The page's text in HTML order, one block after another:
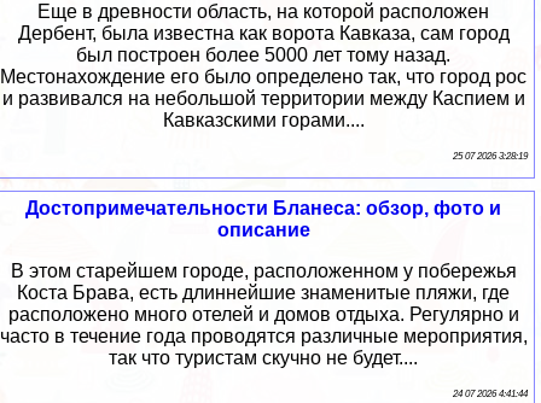
Еще в древности область, на которой расположен
Дербент, была известна как ворота Кавказа, сам город
был построен более 5000 лет тому назад.
Местонахождение его было определено так, что город рос
и развивался на небольшой территории между Каспием и
Кавказскими горами....
25 07 2026 3:28:19
Достопримечательности Бланеса: обзор, фото и
описание
В этом старейшем городе, расположенном у побережья
Коста Брава, есть длиннейшие знаменитые пляжи, где
расположено много отелей и домов отдыха. Регулярно и
часто в течение года проводятся различные мероприятия,
так что туристам скучно не будет....
24 07 2026 4:41:44